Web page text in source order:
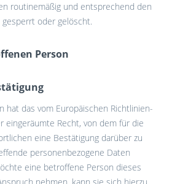
routinemäßig und entsprechend den
oder gelöscht.
Person
hat das vom Europäischen Richtlinien-
eingeräumte Recht, von dem für die
eine Bestätigung darüber zu
personenbezogene Daten
eine betroffene Person dieses